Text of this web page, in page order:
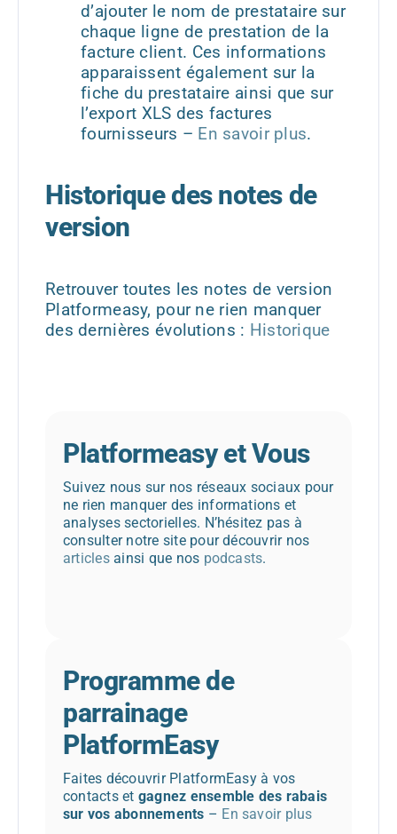
d’ajouter le nom de prestataire sur
chaque ligne de prestation de la
facture client. Ces informations
apparaissent également sur la
fiche du prestataire ainsi que sur
l’export XLS des factures
fournisseurs – En savoir plus.
Historique des notes de
version
Retrouver toutes les notes de version
Platformeasy, pour ne rien manquer
des dernières évolutions : Historique
Platformeasy et Vous
Suivez nous sur nos réseaux sociaux pour
ne rien manquer des informations et
analyses sectorielles. N’hésitez pas à
consulter notre site pour découvrir nos
articlesainsi que nos podcasts.
Programme de
parrainage
PlatformEasy
Faites découvrir PlatformEasy à vos
contacts et gagnez ensemble des rabais
sur vos abonnements – En savoir plus